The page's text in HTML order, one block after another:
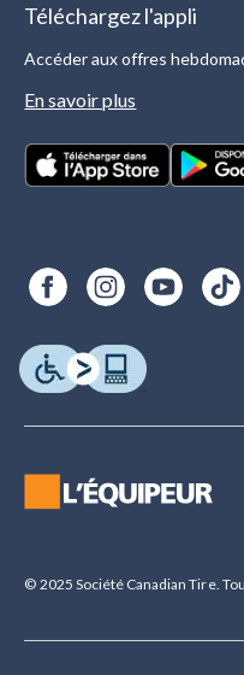
Téléchargez l'appli
Accéder aux offres
En savoir plus
© 2025 Société Canadian Tire.